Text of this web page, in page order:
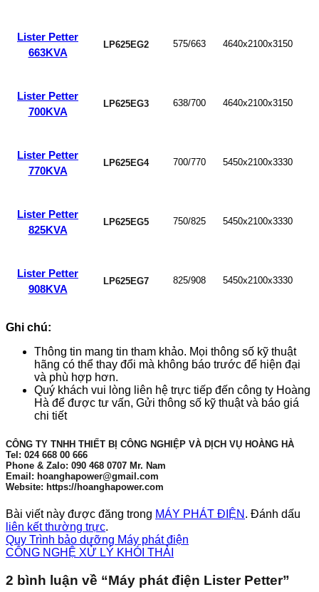
Lister Petter
663KVA
LP625EG2 575/663 4640x2100x3150
Lister Petter
700KVA
LP625EG3 638/700 4640x2100x3150
Lister Petter
770KVA
LP625EG4 700/770 5450x2100x3330
Lister Petter
825KVA
LP625EG5 750/825 5450x2100x3330
Lister Petter
908KVA
LP625EG7 825/908 5450x2100x3330
Ghi chú:
Thông tin mang tin tham khảo. Mọi thông số kỹ thuật
hãng có thể thay đổi mà không báo trước để hiện đại
và phù hợp hơn.
Quý khách vui lòng liên hệ trực tiếp đến công ty Hoàng
Hà để được tư vấn, Gửi thông số kỹ thuật và báo giá
chi tiết
CÔNG TY TNHH THIẾT BỊ CÔNG NGHIỆP VÀ DỊCH VỤ HOÀNG HÀ
Tel: 024 668 00 666
Phone & Zalo: 090 468 0707 Mr. Nam
Email: hoanghapower@gmail.com
Website: https://hoanghapower.com
Bài viết này được đăng trong MÁY PHÁT ĐIỆN . Đánh dấu
liên kết thường trực.
Quy Trình bảo dưỡng Máy phát điện
CÔNG NGHỆ XỬ LÝ KHÓI THẢI
2 bình luận về “Máy phát điện Lister Petter”